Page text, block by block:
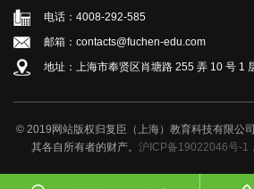
电话：4008-292-585
邮箱：contacts@fuchen-edu.com
地址：上海市奉贤区肖塘路 255 弄 10 号 1
© 2019网站版权归复臣（上海）教育科技有限公
其各自所有者的财产。 沪ICP备19022046号-1 ，